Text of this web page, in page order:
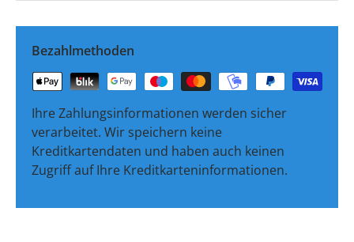
Bezahlmethoden
Ihre Zahlungsinformationen werden sicher
verarbeitet. Wir speichern keine
Kreditkartendaten und haben auch keinen
Zugriff auf Ihre Kreditkarteninformationen.